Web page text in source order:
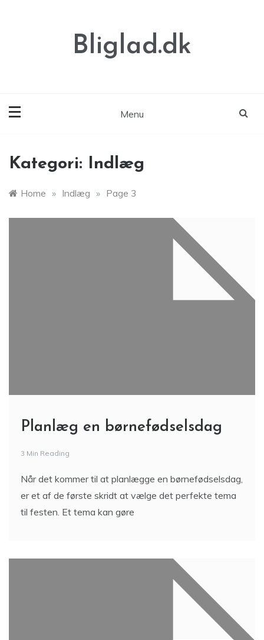
Bliglad.dk
Menu
Kategori: Indlæg
Home » Indlæg » Page 3
Planlæg en børnefødselsdag
3 Min Reading
Når det kommer til at planlægge en børnefødselsdag,
er et af de første skridt at vælge det perfekte tema
til festen. Et tema kan gøre